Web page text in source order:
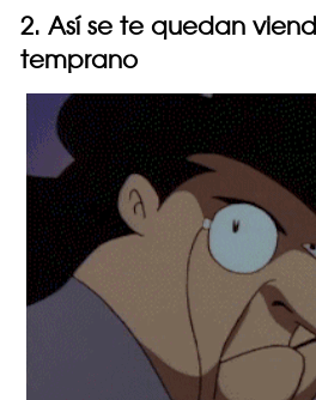
2. Así se te quedan
temprano